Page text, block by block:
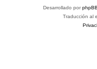
Desarrollado porphpBB
Traducción al